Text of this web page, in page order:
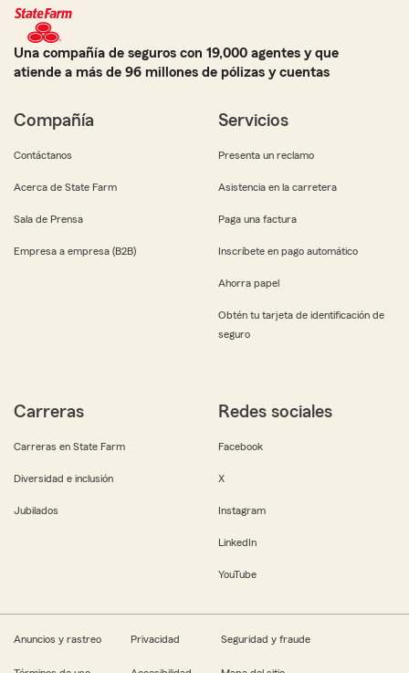
Una compañía de seguros con 19,000 agentes y que
atiende a más de 96 millones de pólizas y cuentas
Compañía
Contáctanos
Acerca de State Farm
Sala de Prensa
Empresa a empresa (B2B)
Servicios
Presenta un reclamo
Asistencia en la carretera
Paga una factura
Inscríbete en pago automático
Ahorra papel
Obtén tu tarjeta de identificación de
seguro
Carreras
Carreras en State Farm
Diversidad e inclusión
Jubilados
Redes sociales
Facebook
X
Instagram
LinkedIn
YouTube
Anuncios y rastreo Privacidad Seguridad y fraude